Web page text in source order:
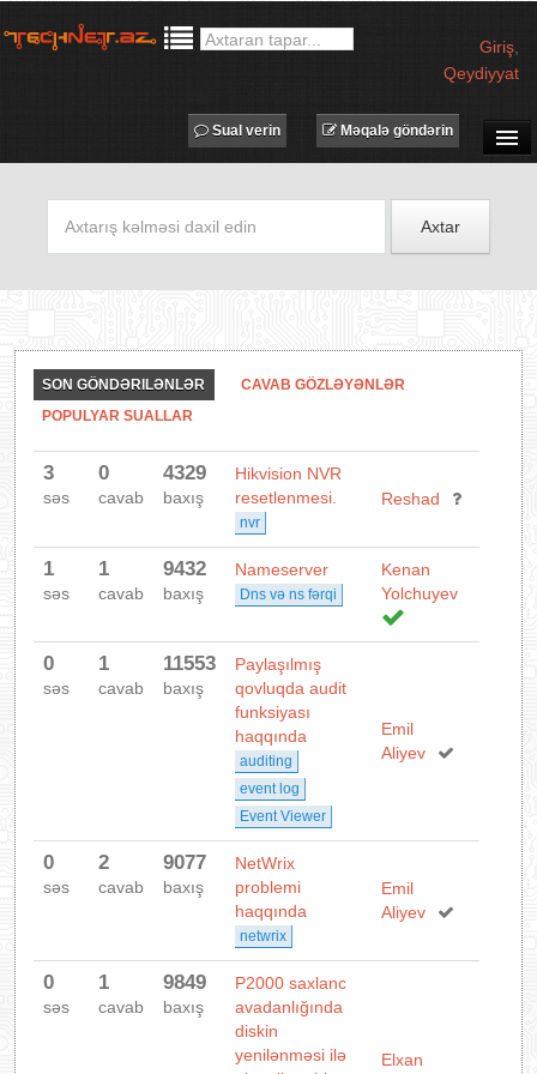
Giriş
Qeydiyyat
MƏQALƏLƏR
İŞ ELANLARI
IT LÜĞƏT
Məqalə göndərin
Sual verin
Axtar
SON GÖNDƏRILƏNLƏR
CAVAB GÖZLƏYƏNLƏR
POPULYAR SUALLAR
3
səs
0
cavab
4329
baxış
Hikvision NVR
resetlenmesi.
nvr
Reshad
1
səs
1
cavab
9432
baxış
Nameserver
Dns və ns fərqi
Kenan
Yolchuyev
0
səs
1
cavab
11553
baxış
Paylaşılmış
qovluqda audit
funksiyası
haqqında
auditing
event log
Event Viewer
Emil
Aliyev
0
səs
2
cavab
9077
baxış
NetWrix
problemi
haqqında
netwrix
Emil
Aliyev
0
səs
1
cavab
9849
baxış
P2000 saxlanc
avadanlığında
diskin
yenilənməsi ilə
Elxan